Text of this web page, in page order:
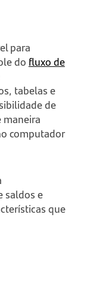
para
do fluxo de
tabelas e
de
maneira
computador
saldos e
que